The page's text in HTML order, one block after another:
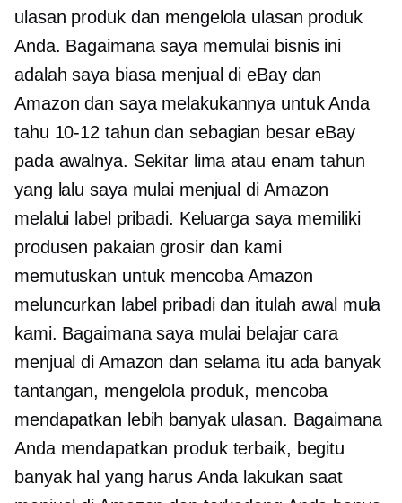
ulasan produk dan mengelola ulasan produk
Anda. Bagaimana saya memulai bisnis ini
adalah saya biasa menjual di eBay dan
Amazon dan saya melakukannya untuk Anda
tahu 10-12 tahun dan sebagian besar eBay
pada awalnya. Sekitar lima atau enam tahun
yang lalu saya mulai menjual di Amazon
melalui label pribadi. Keluarga saya memiliki
produsen pakaian grosir dan kami
memutuskan untuk mencoba Amazon
meluncurkan label pribadi dan itulah awal mula
kami. Bagaimana saya mulai belajar cara
menjual di Amazon dan selama itu ada banyak
tantangan, mengelola produk, mencoba
mendapatkan lebih banyak ulasan. Bagaimana
Anda mendapatkan produk terbaik, begitu
banyak hal yang harus Anda lakukan saat